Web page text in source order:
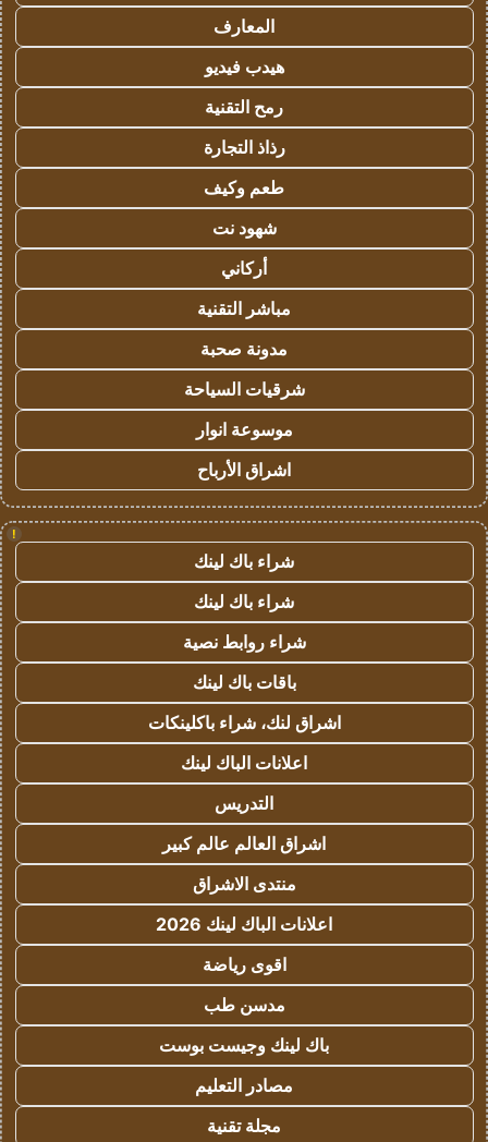
المعارف
هيدب فيديو
رمح التقنية
رذاذ التجارة
طعم وكيف
شهود نت
أركاني
مباشر التقنية
مدونة صحبة
شرقيات السياحة
موسوعة انوار
اشراق الأرباح
!
شراء باك لينك
شراء باك لينك
شراء روابط نصية
باقات باك لينك
اشراق لنك، شراء باكلينكات
اعلانات الباك لينك
التدريس
اشراق العالم عالم كبير
منتدى الاشراق
اعلانات الباك لينك 2026
اقوى رياضة
مدسن طب
باك لينك وجيست بوست
مصادر التعليم
مجلة تقنية